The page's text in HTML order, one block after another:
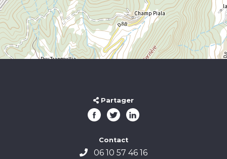
Partager
Contact
06 10 57 46 16